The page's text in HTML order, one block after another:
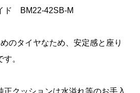
BM22-42SB-M
のタイヤなため、安定感と座り
。